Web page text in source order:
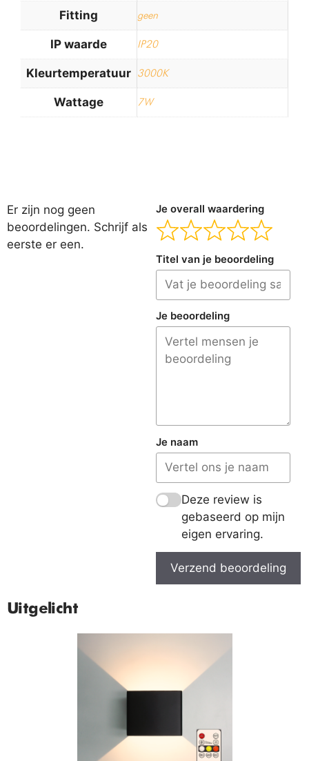
Fitting geen
IP waarde IP20
Kleurtemperatuur 3000K
Wattage 7W
Er zijn nog geen
beoordelingen. Schrijf als
eerste er een.
Je overall waardering
Titel van je beoordeling
Je beoordeling
Je naam
Deze review is
gebaseerd op mijn
eigen ervaring.
Verzend beoordeling
Uitgelicht